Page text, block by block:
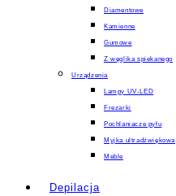
Diamentowe
Kamienne
Gumowe
Z węglika spiekanego
Urządzenia
Lampy UV-LED
Frezarki
Pochlaniacze pyłu
Myjka ultradźwiękowa
Meble
Depilacja